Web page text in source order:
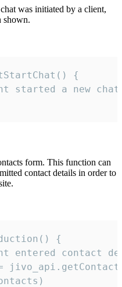
was initiated by a client,
shown.
{
started a new
form. This function can
contact details in order to
{
entered contact